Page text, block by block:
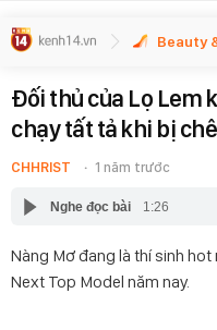
Beauty
Đối thủ của Lọ Lem
chạy tất tả khi bị
CHHRIST 1 năm trước
Nghe đọc bài 1:26
Nàng Mơ đang là thí sinh
Next Top Model năm nay.